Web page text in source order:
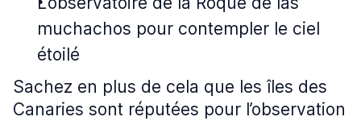
muchachos pour contempler le ciel
étoilé
Sachez en plus de cela que les îles des
Canaries sont réputées pour l’observation